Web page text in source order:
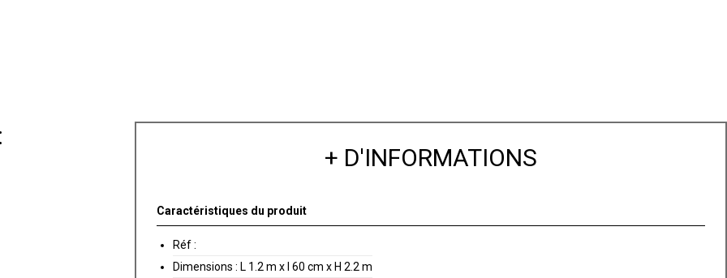
+ D'INFORMATIONS
Caractéristiques du produit
Réf :
Dimensions : L 1.2 m x l 60 cm x H 2.2 m